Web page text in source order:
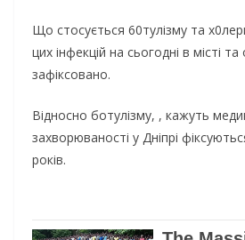
Що стосується 60тулізму та
цих інфекцій на сьогодні в місті та
зафіксовано.
Відносно ботулізму, , кажуть
захворюваності у Дніпрі
років.